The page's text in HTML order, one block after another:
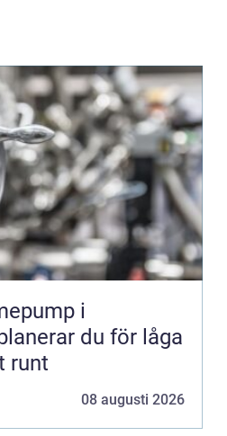
i
du för låga
runt
08 augusti 2026